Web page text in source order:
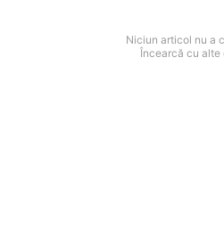
Niciun articol nu a
Încearcă cu alte